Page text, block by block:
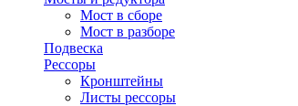
Мост в сборе
Мост в разборе
Подвеска
Рессоры
Кронштейны
Листы рессоры